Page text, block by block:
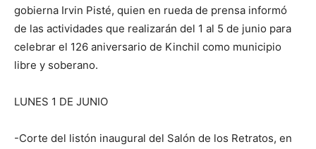
gobierna Irvin Pisté, quien en rueda de prensa informó
de las actividades que realizarán del 1 al 5 de junio para
celebrar el 126 aniversario de Kinchil como municipio
libre y soberano.
LUNES 1 DE JUNIO
-Corte del listón inaugural del Salón de los Retratos, en